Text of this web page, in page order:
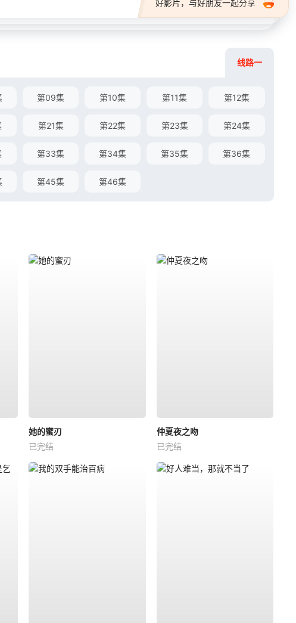
好影片，与好朋友一起分享
线路一
第09集 第10集 第11集 第12集
第21集 第22集 第23集 第24集
第33集 第34集 第35集 第36集
第45集 第46集
她的蜜刃
已完结
仲夏夜之吻
已完结